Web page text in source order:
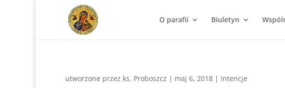
O parafii Biuletyn
utworzone przez ks. Proboszcz | maj 6, 2018 | Intencje